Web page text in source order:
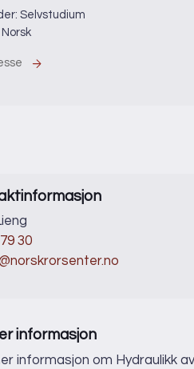
Selvstudium
30
informasjon
informasjon om Hydraulikk